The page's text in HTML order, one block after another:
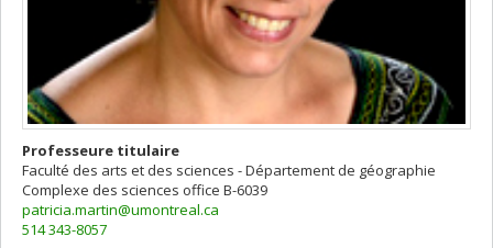
Professeure titulaire
Faculté des arts et des sciences - Département de géographie
Complexe des sciences office B-6039
patricia.martin@umontreal.ca
514 343-8057